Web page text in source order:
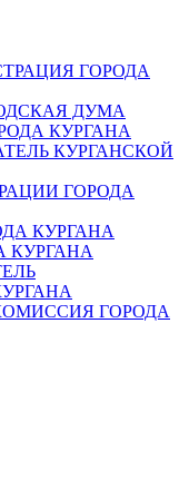
ГОРОДА
ДУМА
КУРГАНА
КУРГАНСКОЙ
ГОРОДА
КУРГАНА
КУРГАНА
ГОРОДА